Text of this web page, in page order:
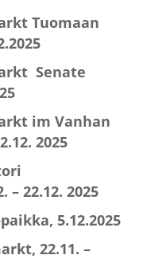
Tuomaan
Senate
im Vanhan
2025
22.12. 2025
5.12.2025
22.11. –